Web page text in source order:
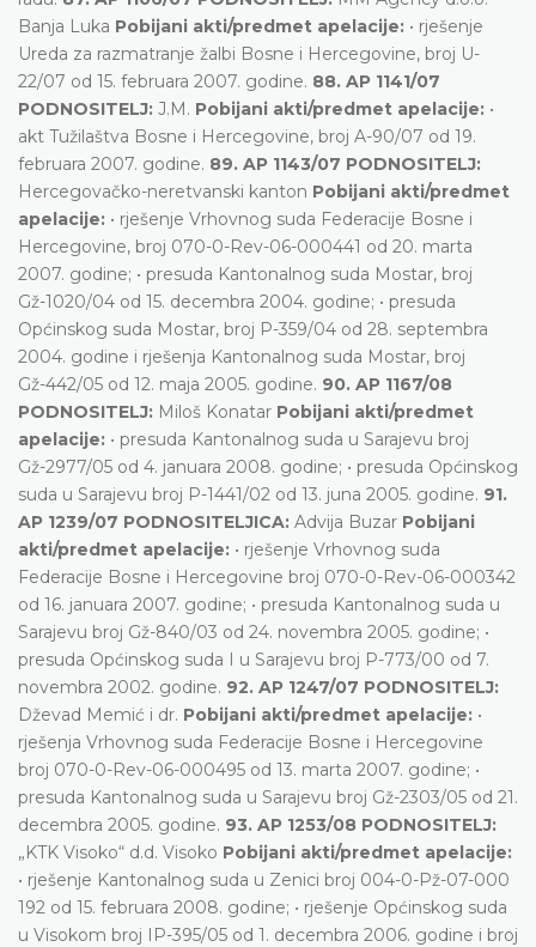
Banja Luka Pobijani akti/predmet apelacije: • rješenje
Ureda za razmatranje žalbi Bosne i Hercegovine, broj U-
22/07 od 15. februara 2007. godine. 88. AP 1141/07
PODNOSITELJ: J.M. Pobijani akti/predmet apelacije: •
akt Tužilaštva Bosne i Hercegovine, broj A-90/07 od 19.
februara 2007. godine. 89. AP 1143/07 PODNOSITELJ:
Hercegovačko-neretvanski kanton Pobijani akti/predmet
apelacije: • rješenje Vrhovnog suda Federacije Bosne i
Hercegovine, broj 070-0-Rev-06-000441 od 20. marta
2007. godine; • presuda Kantonalnog suda Mostar, broj
Gž-1020/04 od 15. decembra 2004. godine; • presuda
Općinskog suda Mostar, broj P-359/04 od 28. septembra
2004. godine i rješenja Kantonalnog suda Mostar, broj
Gž-442/05 od 12. maja 2005. godine. 90. AP 1167/08
PODNOSITELJ: Miloš Konatar Pobijani akti/predmet
apelacije: • presuda Kantonalnog suda u Sarajevu broj
Gž-2977/05 od 4. januara 2008. godine; • presuda Općinskog
suda u Sarajevu broj P-1441/02 od 13. juna 2005. godine. 91.
AP 1239/07 PODNOSITELJICA: Advija Buzar Pobijani
akti/predmet apelacije: • rješenje Vrhovnog suda
Federacije Bosne i Hercegovine broj 070-0-Rev-06-000342
od 16. januara 2007. godine; • presuda Kantonalnog suda u
Sarajevu broj Gž-840/03 od 24. novembra 2005. godine; •
presuda Općinskog suda I u Sarajevu broj P-773/00 od 7.
novembra 2002. godine. 92. AP 1247/07 PODNOSITELJ:
Dževad Memić i dr. Pobijani akti/predmet apelacije: •
rješenja Vrhovnog suda Federacije Bosne i Hercegovine
broj 070-0-Rev-06-000495 od 13. marta 2007. godine; •
presuda Kantonalnog suda u Sarajevu broj Gž-2303/05 od 21.
decembra 2005. godine. 93. AP 1253/08 PODNOSITELJ:
„KTK Visoko“ d.d. Visoko Pobijani akti/predmet apelacije:
• rješenje Kantonalnog suda u Zenici broj 004-0-Pž-07-000
192 od 15. februara 2008. godine; • rješenje Općinskog suda
u Visokom broj IP-395/05 od 1. decembra 2006. godine i broj